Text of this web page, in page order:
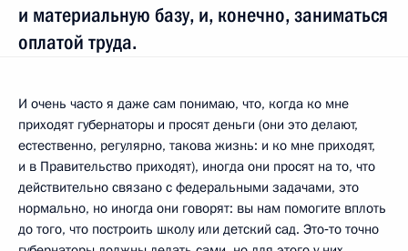
и материальную базу, и, конечно, заниматься
оплатой труда.
И очень часто я даже сам понимаю, что, когда ко мне
приходят губернаторы и просят деньги (они это делают,
естественно, регулярно, такова жизнь: и ко мне приходят,
и в Правительство приходят), иногда они просят на то, что
действительно связано с федеральными задачами, это
нормально, но иногда они говорят: вы нам помогите вплоть
до того, что построить школу или детский сад. Это‑то точно